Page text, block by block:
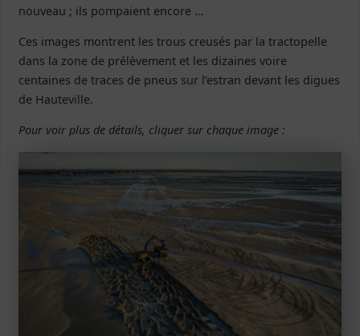
nouveau ; ils pompaient encore …
Ces images montrent les trous creusés par la tractopelle
dans la zone de prélèvement et les dizaines voire
centaines de traces de pneus sur l’estran devant les digues
de Hauteville.
Pour voir plus de détails, cliquer sur chaque image :